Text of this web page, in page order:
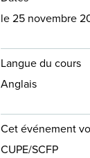
le 25 novembre
Langue du cours
Anglais
Cet événement
CUPE/SCFP